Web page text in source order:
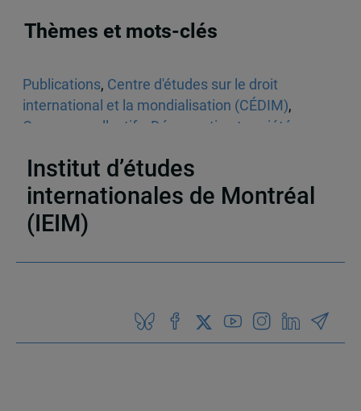
Thèmes et mots-clés
Publications, Centre d'études sur le droit
international et la mondialisation (CÉDIM),
Ouvrages collectifs
Démocratie et société
Institut d’études
internationales de Montréal
(IEIM)